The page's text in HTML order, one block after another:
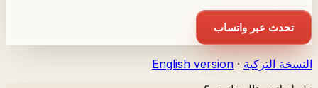
تحدث عبر واتساب
النسخة التركية ·
English version